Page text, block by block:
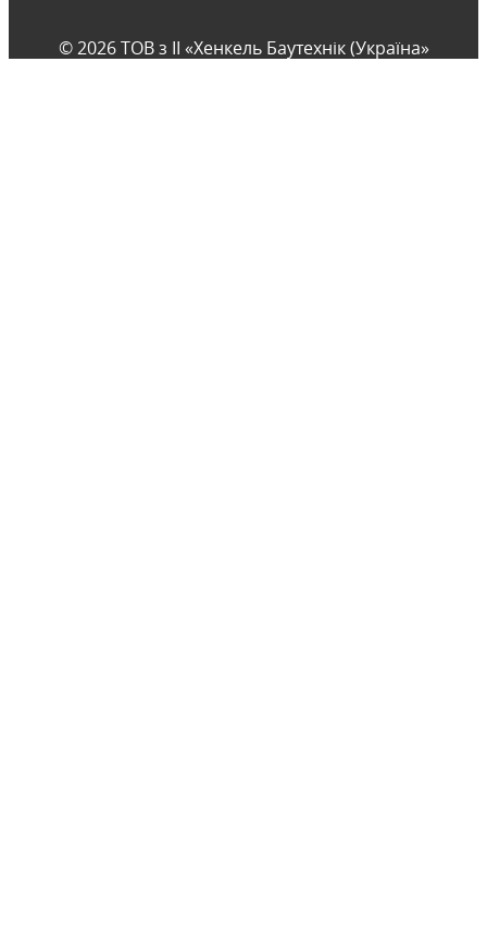
© 2026 ТОВ з ІІ «Хенкель Баутехнік (Україна»